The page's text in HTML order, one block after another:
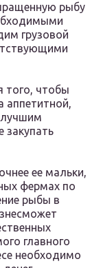
рыбу
грузовой
того, чтобы
аппетитной,
закупать
ее мальки,
фермах по
рыбы в
главного
необходимо